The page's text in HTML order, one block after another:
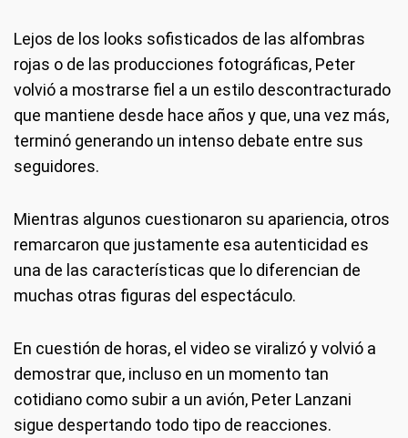
Lejos de los looks sofisticados de las alfombras
rojas o de las producciones fotográficas, Peter
volvió a mostrarse fiel a un estilo descontracturado
que mantiene desde hace años y que, una vez más,
terminó generando un intenso debate entre sus
seguidores.
Mientras algunos cuestionaron su apariencia, otros
remarcaron que justamente esa autenticidad es
una de las características que lo diferencian de
muchas otras figuras del espectáculo.
En cuestión de horas, el video se viralizó y volvió a
demostrar que, incluso en un momento tan
cotidiano como subir a un avión, Peter Lanzani
sigue despertando todo tipo de reacciones.